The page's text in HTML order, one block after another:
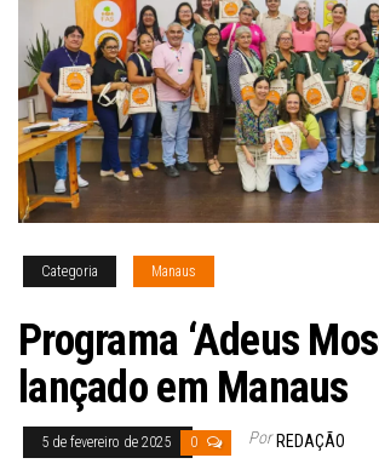
Categoria Manaus
Programa ‘Adeus
lançado em Manaus
5 de fevereiro de 2025 0 Por REDAÇÃO